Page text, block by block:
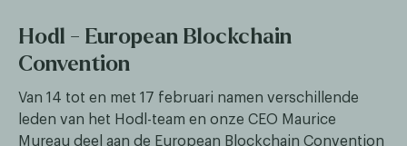
Hodl - European Blockchain
Convention
Van 14 tot en met 17 februari namen verschillende
leden van het Hodl-team en onze CEO Maurice
Mureau deel aan de European Blockchain Convention